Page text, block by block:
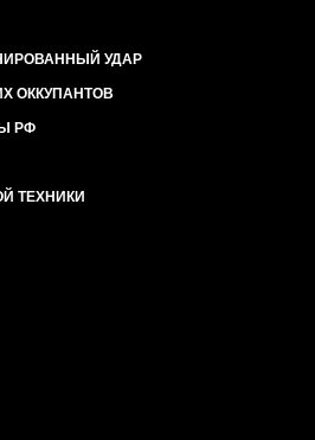
УДАР
ОККУПАНТОВ
РФ
ТЕХНИКИ